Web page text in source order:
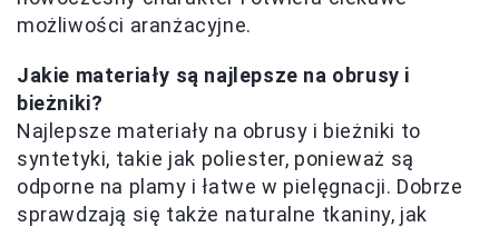
możliwości aranżacyjne.
Jakie materiały są najlepsze na obrusy i
bieżniki?
Najlepsze materiały na obrusy i bieżniki to
syntetyki, takie jak poliester, ponieważ są
odporne na plamy i łatwe w pielęgnacji. Dobrze
sprawdzają się także naturalne tkaniny, jak